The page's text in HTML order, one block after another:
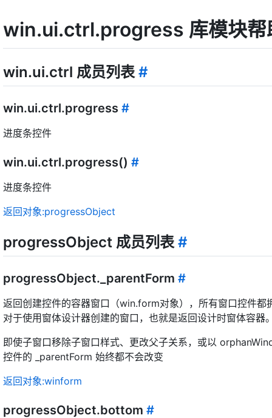
win.ui.ctrl.progress 库模块帮
win.ui.ctrl 成员列表 #
win.ui.ctrl.progress #
进度条控件
win.ui.ctrl.progress() #
进度条控件
返回对象:progressObject
progressObject 成员列表 #
progressObject._parentForm #
返回创建控件的容器窗口（win.form对象），所有窗口控件都
对于使用窗体设计器创建的窗口，也就是返回设计时窗体容器
即使子窗口移除子窗口样式、更改父子关系，或以
控件的 _parentForm 始终都不会改变
返回对象:winform
progressObject.bottom #